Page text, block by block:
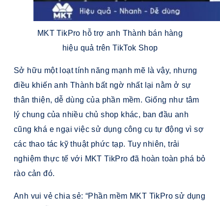
MKT TikPro hỗ trợ anh Thành bán hàng
hiệu quả trên TikTok Shop
Sở hữu một loạt tính năng mạnh mẽ là vậy, nhưng
điều khiến anh Thành bất ngờ nhất lại nằm ở sự
thân thiện, dễ dùng của phần mềm. Giống như tâm
lý chung của nhiều chủ shop khác, ban đầu anh
cũng khá e ngại việc sử dụng công cụ tự động vì sợ
các thao tác kỹ thuật phức tạp. Tuy nhiên, trải
nghiệm thực tế với MKT TikPro đã hoàn toàn phá bỏ
rào cản đó.
Anh vui vẻ chia sẻ: “Phần mềm MKT TikPro sử dụng